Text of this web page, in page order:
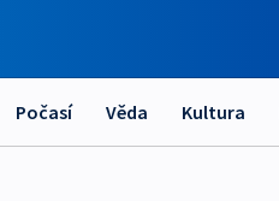
Počasí Věda Kultura